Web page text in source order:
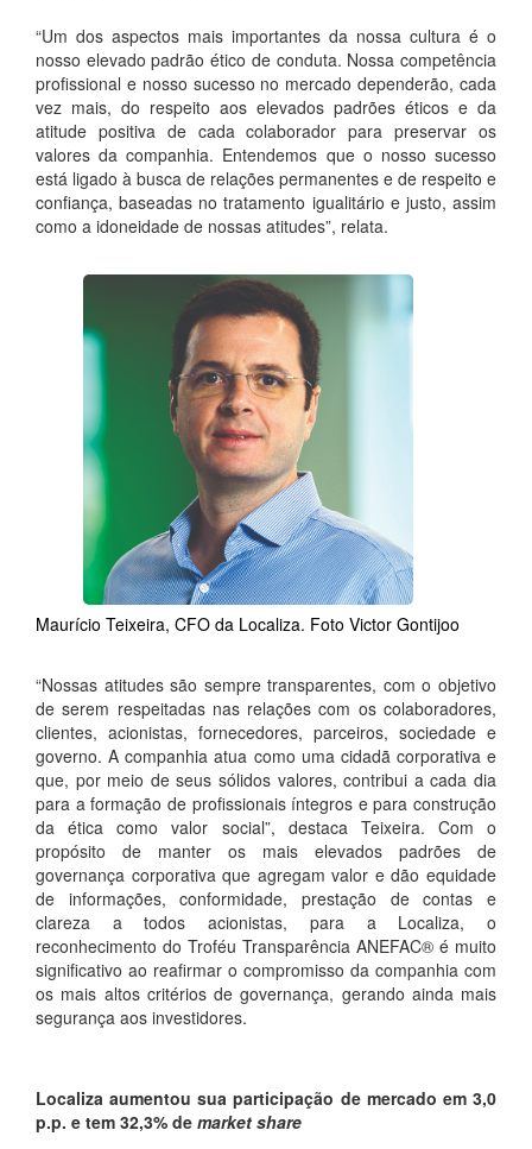
“Um dos aspectos mais importantes da nossa cultura é o
nosso elevado padrão ético de conduta. Nossa competência
profissional e nosso sucesso no mercado dependerão, cada
vez mais, do respeito aos elevados padrões éticos e da
atitude positiva de cada colaborador para preservar os
valores da companhia. Entendemos que o nosso sucesso
está ligado à busca de relações permanentes e de respeito e
confiança, baseadas no tratamento igualitário e justo, assim
como a idoneidade de nossas atitudes”, relata.
Maurício Teixeira, CFO da Localiza. Foto Victor Gontijoo
“Nossas atitudes são sempre transparentes, com o objetivo
de serem respeitadas nas relações com os colaboradores,
clientes, acionistas, fornecedores, parceiros, sociedade e
governo. A companhia atua como uma cidadã corporativa e
que, por meio de seus sólidos valores, contribui a cada dia
para a formação de profissionais íntegros e para construção
da ética como valor social”, destaca Teixeira. Com o
propósito de manter os mais elevados padrões de
governança corporativa que agregam valor e dão equidade
de informações, conformidade, prestação de contas e
clareza a todos acionistas, para a Localiza, o
reconhecimento do Troféu Transparência ANEFAC® é muito
significativo ao reafirmar o compromisso da companhia com
os mais altos critérios de governança, gerando ainda mais
segurança aos investidores.
Localiza aumentou sua participação de mercado em 3,0
p.p. e tem 32,3% de market share